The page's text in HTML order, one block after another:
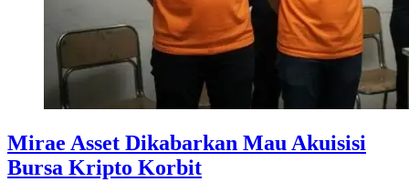
Mirae Asset Dikabarkan Mau Akuisisi
Bursa Kripto Korbit